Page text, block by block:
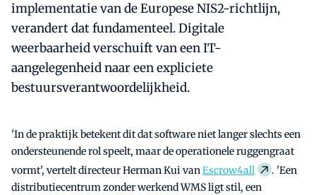
implementatie van de Europese NIS2-richtlijn,
verandert dat fundamenteel. Digitale
weerbaarheid verschuift van een IT-
aangelegenheid naar een expliciete
bestuursverantwoordelijkheid.
'In de praktijk betekent dit dat software niet langer slechts een
ondersteunende rol speelt, maar de operationele ruggengraat
vormt', vertelt directeur Herman Kui vanEscrow4all
. 'Een
distributiecentrum zonder werkend WMS ligt stil, een